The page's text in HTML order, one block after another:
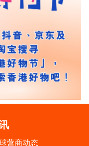
营商动态